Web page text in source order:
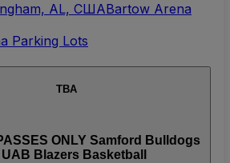
AL, СШАBartow Arena
Parking Lots
TBA
ONLY Samford Bulldogs
Blazers Basketball